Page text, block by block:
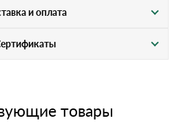
и оплата
товары